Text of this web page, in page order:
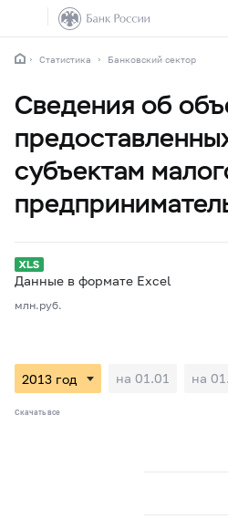
Статистика Банковский сектор
Сведения об
субъектам
Данные в формате Excel
млн.руб.
на 01.01 на
Скачать все